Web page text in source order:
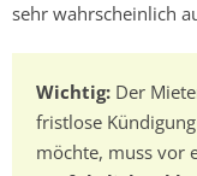
sehr wahrscheinlich
Wichtig: Der
fristlose
möchte, muss vor